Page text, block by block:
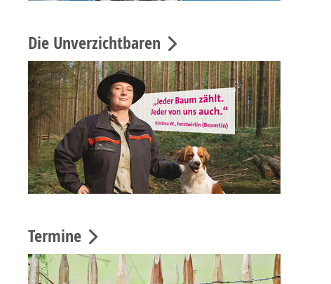
Die Unverzichtbaren
Termine